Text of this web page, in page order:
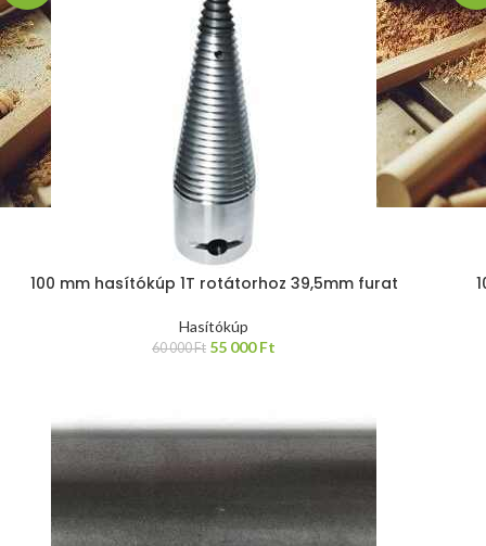
100 mm hasítókúp 1T rotátorhoz 39,5mm furat
Hasítókúp
60 000Ft 55 000Ft